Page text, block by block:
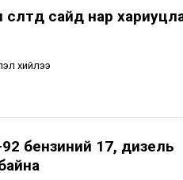
сайд нар
хийлээ
бензиний 17, дизель